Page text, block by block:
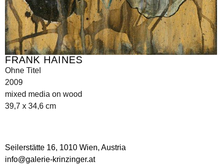
FRANK HAINES
Ohne Titel
2009
mixed media on wood
39,7 x 34,6 cm
Seilerstätte 16, 1010 Wien, Austria
info@galerie-krinzinger.at